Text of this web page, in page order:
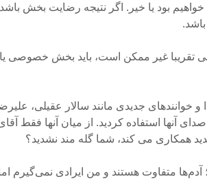
خواهیم بود یا خیر. اگر نتیجه رضایت بخش باشد
تقریبا غیر ممکن است، باید بخش خصوصی یا
خوانندهای جدیدی مانند سالار عقیلی،
آنها استفاده کردید. از میان آنها فقط
همکاری می کند، شما گله مند نشدید؟
متفاوت هستند و من ایرادی نمی‌گیرم